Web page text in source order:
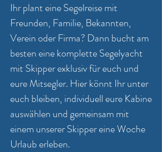
Ihr plant eine Segelreise mit
Freunden, Familie, Bekannten,
Verein oder Firma? Dann bucht am
besten eine komplette Segelyacht
mit Skipper exklusiv für euch und
eure Mitsegler. Hier könnt Ihr unter
euch bleiben, individuell eure Kabine
auswählen und gemeinsam mit
einem unserer Skipper eine Woche
Urlaub erleben.